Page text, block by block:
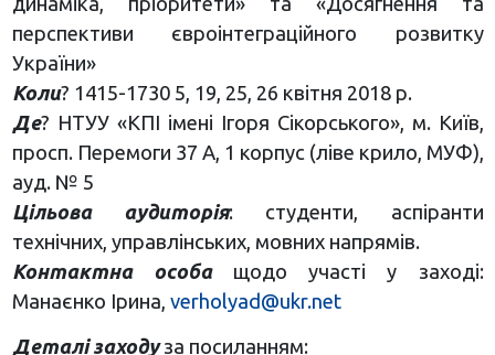
перспективи євроінтеграційного розвитку
України»
Коли? 1415-1730 5, 19, 25, 26 квітня 2018 р.
Де? НТУУ «КПІ імені Ігоря Сікорського», м. Київ,
просп. Перемоги 37 А, 1 корпус (ліве крило, МУФ),
ауд. № 5
Цільова аудиторія: студенти, аспіранти
технічних, управлінських, мовних напрямів.
Контактна особа
щодо участі у заході:
Манаєнко Ірина, verholyad@ukr.net
Деталі заходуза посиланням: